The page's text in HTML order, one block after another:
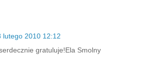
lutego 2010 12:12
gratuluje!Ela Smolny